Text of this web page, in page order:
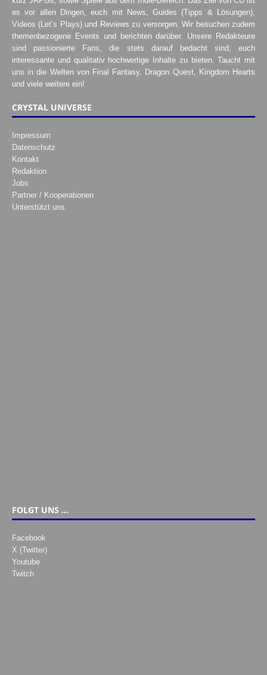
es vor allen Dingen, euch mit News, Guides (Tipps & Lösungen),
Videos (Let’s Plays) und Reviews zu versorgen. Wir besuchen zudem
themenbezogene Events und berichten darüber. Unsere Redakteure
sind passionierte Fans, die stets darauf bedacht sind, euch
interessante und qualitativ hochwertige Inhalte zu bieten. Taucht mit
uns in die Welten von Final Fantasy, Dragon Quest, Kingdom Hearts
und viele weitere ein!
CRYSTAL UNIVERSE
Impressum
Datenschutz
Kontakt
Redaktion
Jobs
Partner / Kooperationen
Unterstützt uns
FOLGT UNS …
Facebook
X (Twitter)
Youtube
Twitch